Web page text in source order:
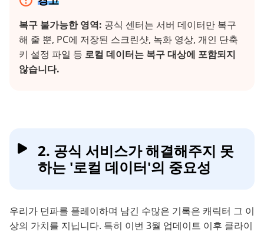
복구 불가능한 영역: 공식 센터는 서버 데이터만 복구
해 줄 뿐, PC에 저장된 스크린샷, 녹화 영상, 개인 단축
키 설정 파일 등 로컬 데이터는 복구 대상에 포함되지
않습니다.
2. 공식 서비스가 해결해주지 못
하는 '로컬 데이터'의 중요성
우리가 던파를 플레이하며 남긴 수많은 기록은 캐릭터 그 이
상의 가치를 지닙니다. 특히 이번 3월 업데이트 이후 클라이